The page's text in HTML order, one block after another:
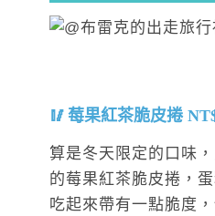
莓果紅茶脆皮捲
算是冬天限定的口味
的莓果紅茶脆皮捲，
吃起來帶有一點脆度